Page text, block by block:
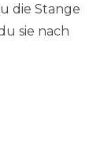
die Stange
sie nach